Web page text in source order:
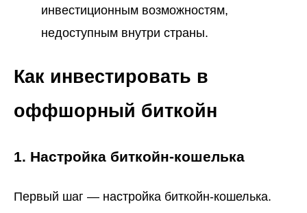
инвестиционным возможностям,
недоступным внутри страны.
Как инвестировать в
оффшорный биткойн
1. Настройка биткойн-кошелька
Первый шаг — настройка биткойн-кошелька.